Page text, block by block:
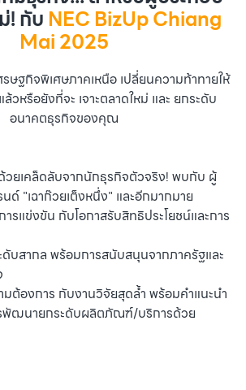
! กับ NEC BizUp Chiang
Mai 2025
ศรษฐกิจพิเศษภาคเหนือ เปลี่ยนความท้าทายให้
วหรือยังที่จะ เจาะตลาดใหม่ และ ยกระดับ
อนาคตธุรกิจของคุณ
วยเคล็ดลับจากนักธุรกิจตัวจริง! พบกับ ผู้
ด์ "เฉาก๊วยเต็งหนึ่ง" และอีกมากมาย
รแข่งขัน กับโอกาสรับสิทธิประโยชน์และการ
ดับสากล พร้อมการสนับสนุนจากภาครัฐและ
มต้องการ กับงานวิจัยสุดล้ำ พร้อมคำแนะนำ
พัฒนายกระดับผลิตภัณฑ์/บริการด้วย